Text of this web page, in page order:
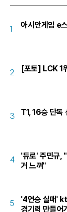
1 아시안게임 e
2 [포토] LCK 1
3 T1, 16승 단독
4
'듀로' 주민규,
거 느껴"
5
'4연승 실패'
경기력 만들어